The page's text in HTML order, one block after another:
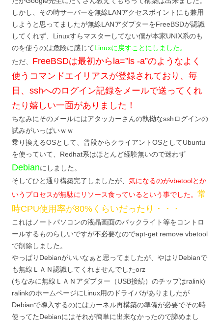
しかし、その時サーバーを無線LANアクセスポイントにも兼用
しようと思ってましたが無線LANアダプターをFreeBSDが認識
してくれず、Linuxすらマスターしてない僕が本家UNIX系のも
のを使うのは危険に感じてLinuxに戻すことにしました。
ただ、 FreeBSDは最初からla=”ls -a”のようなよく
使うコマンドエイリアスが登録されており、毎
日、sshへのログイン記録をメールで送ってくれ
たり嬉しい一面がありました！
ちなみにそのメールにはアタッカーさんの執拗なsshログインの
試みがいっぱいｗｗ
乗り換えるOSとして、普段からクライアントOSとしてUbuntu
を使っていて、Redhat系はほとんど経験無いので迷わず
Debianにしました。
そしてひと通り構築完了しましたが、 気になるのがvbetoolとか
いうプロセスが無駄にリソース食っているという事でした。 常
時CPU使用率が80%くらいだったり・・・
これはノートパソコンの液晶画面のバックライト等をコントロ
ールするものらしいですが不必要なのでapt-get remove vbetool
で削除しました。
やっぱりDebianがいいなぁと思ってましたが、やはりDebianで
も無線ＬＡＮ認識してくれませんでしたorz
(ちなみに無線ＬＡＮアダプター（USB接続）のチップはralink)
ralinkのホームページにLinux用のドライバがありましたが
Debianで導入するのにはカーネル再構築の準備が必要でその時
使ってたDebianにはそれが簡単に出来なかったので諦めまし